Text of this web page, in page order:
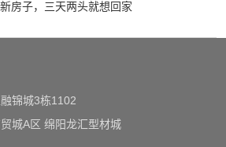
房子，三天两头就想回家
锦城3栋1102
城A区 绵阳龙汇型材城